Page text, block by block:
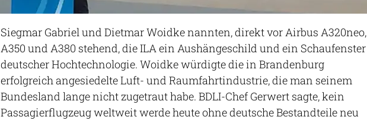
Siegmar Gabriel und Dietmar Woidke nannten, direkt vor Airbus A320neo,
A350 und A380 stehend, die ILA ein Aushängeschild und ein Schaufenster
deutscher Hochtechnologie. Woidke würdigte die in Brandenburg
erfolgreich angesiedelte Luft- und Raumfahrtindustrie, die man seinem
Bundesland lange nicht zugetraut habe. BDLI-Chef Gerwert sagte, kein
Passagierflugzeug weltweit werde heute ohne deutsche Bestandteile neu